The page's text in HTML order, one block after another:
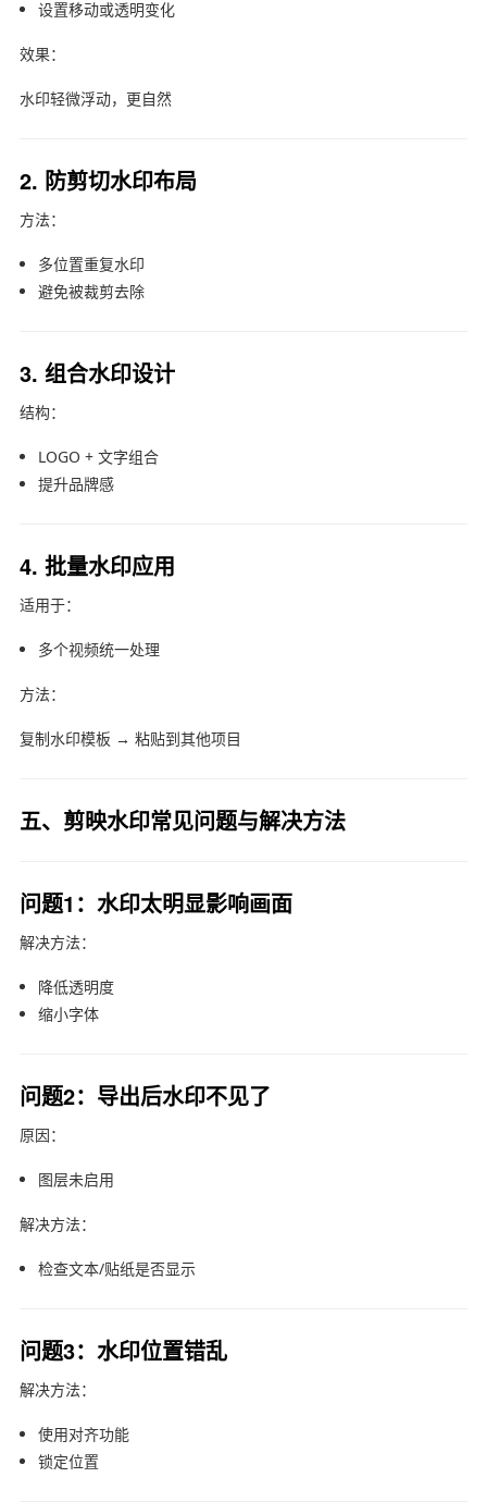
设置移动或透明变化
效果：
水印轻微浮动，更自然
2. 防剪切水印布局
方法：
多位置重复水印
避免被裁剪去除
3. 组合水印设计
结构：
LOGO + 文字组合
提升品牌感
4. 批量水印应用
适用于：
多个视频统一处理
方法：
复制水印模板 → 粘贴到其他项目
五、剪映水印常见问题与解决方法
问题1：水印太明显影响画面
解决方法：
降低透明度
缩小字体
问题2：导出后水印不见了
原因：
图层未启用
解决方法：
检查文本/贴纸是否显示
问题3：水印位置错乱
解决方法：
使用对齐功能
锁定位置